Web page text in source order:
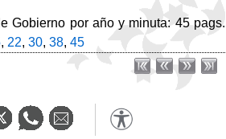
Gobierno por año y minuta: 45 pags.
, 22, 30, 38, 45